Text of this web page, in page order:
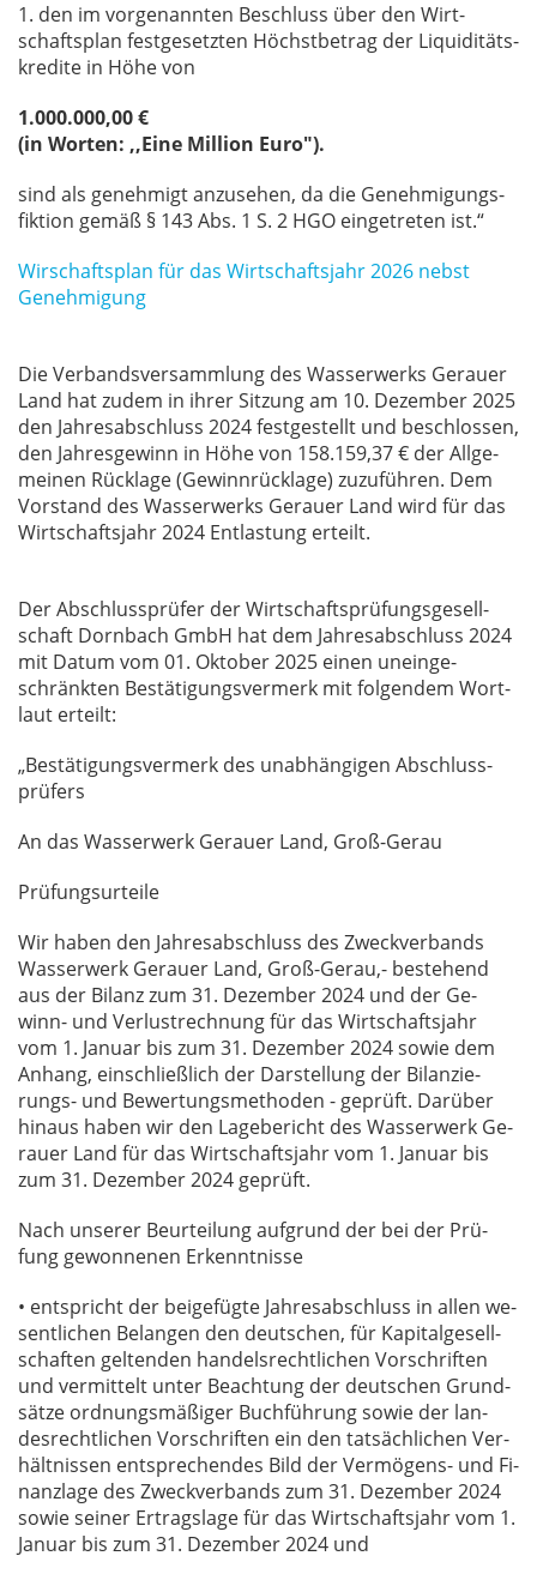
1. den im vor­ge­nann­ten Be­schluss über den Wirt­
schafts­plan fest­ge­setz­ten Höchst­be­trag der Li­qui­di­täts­
kre­di­te in Höhe von
1.000.000,00 €
(in Worten: ,,Eine Million Euro").
sind als ge­neh­migt an­zu­se­hen, da die Ge­neh­mi­gungs­
fik­ti­on ge­mäß § 143 Abs. 1 S. 2 HGO ein­ge­tre­ten ist.“
Wirschaftsplan für das Wirtschaftsjahr 2026 nebst
Genehmigung
Die Ver­bands­ver­samm­lung des Was­ser­werks Ge­r­au­er
Land hat zu­dem in ih­rer Sit­zung am 10. De­zem­ber 2025
den Jah­res­ab­schluss 2024 fest­ge­stellt und be­schlos­sen,
den Jah­res­ge­winn in Höhe von 158.159,37 € der All­ge­
mei­nen Rück­la­ge (Ge­winn­rück­la­ge) zu­zu­füh­ren. Dem
Vor­stand des Was­ser­werks Ge­r­au­er Land wird für das
Wirt­schafts­jahr 2024 Ent­las­tung er­teilt.
Der Ab­schluss­prü­fer der Wirt­schafts­prü­fungs­ge­sell­
schaft Dorn­bach GmbH hat dem Jah­res­ab­schluss 2024
mit Da­tum vom 01. Ok­to­ber 2025 ei­nen un­ein­ge­
schränk­ten Be­stä­ti­gungs­ver­merk mit fol­gen­dem Wort­
laut er­teilt:
„Be­stä­ti­gungs­ver­merk des un­ab­hän­gi­gen Ab­schluss­
prü­fers
An das Was­ser­werk Ge­r­au­er Land, Groß-Gerau
Prü­fungs­ur­tei­le
Wir ha­ben den Jah­res­ab­schluss des Zweck­ver­bands
Was­ser­werk Ge­r­au­er Land, Groß-Gerau,- be­ste­hend
aus der Bi­lanz zum 31. De­zem­ber 2024 und der Ge­
winn- und Ver­lust­rech­nung für das Wirt­schafts­jahr
vom 1. Ja­nu­ar bis zum 31. De­zem­ber 2024 so­wie dem
An­hang, ein­schließ­lich der Dar­stel­lung der Bi­lan­zie­
rungs- und Be­wer­tungs­me­tho­den - ge­prüft. Dar­über
hin­aus ha­ben wir den La­ge­be­richt des Was­ser­werk Ge­
r­au­er Land für das Wirt­schafts­jahr vom 1. Ja­nu­ar bis
zum 31. De­zem­ber 2024 ge­prüft.
Nach un­se­rer Be­ur­tei­lung auf­grund der bei der Prü­
fung ge­won­ne­nen Er­kennt­nis­se
• ent­spricht der bei­ge­füg­te Jah­res­ab­schluss in al­len we­
sent­li­chen Be­lan­gen den deut­schen, für Ka­pi­tal­ge­sell­
schaf­ten gel­ten­den han­dels­recht­li­chen Vor­schrif­ten
und ver­mit­telt un­ter Be­ach­tung der deut­schen Grund­
sät­ze ord­nungs­mä­ßi­ger Buch­füh­rung so­wie der lan­
des­recht­li­chen Vor­schrif­ten ein den tat­säch­li­chen Ver­
hält­nis­sen ent­spre­chen­des Bild der Ver­mö­gens- und Fi­
nanz­la­ge des Zweck­ver­bands zum 31. De­zem­ber 2024
so­wie sei­ner Er­trags­la­ge für das Wirt­schafts­jahr vom 1.
Ja­nu­ar bis zum 31. De­zem­ber 2024 und